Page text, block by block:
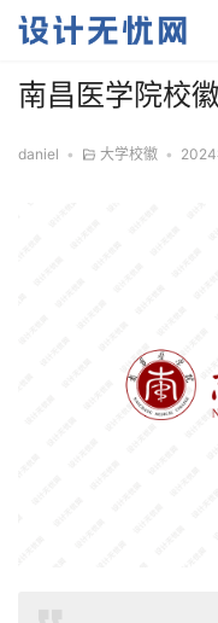
南昌医学院校
daniel • 大学校徽 •